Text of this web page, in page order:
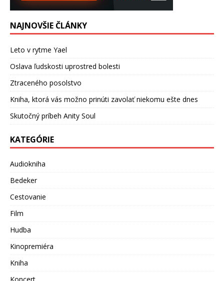
NAJNOVŠIE ČLÁNKY
Leto v rytme Yael
Oslava ľudskosti uprostred bolesti
Ztraceného posolstvo
Kniha, ktorá vás možno prinúti zavolať niekomu ešte dnes
Skutočný príbeh Anity Soul
KATEGÓRIE
Audiokniha
Bedeker
Cestovanie
Film
Hudba
Kinopremiéra
Kniha
Koncert